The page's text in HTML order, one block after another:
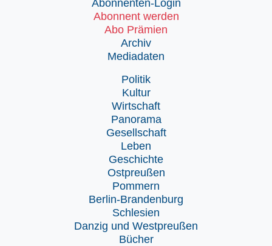
Abonnenten-Login
Abonnent werden
Abo Prämien
Archiv
Mediadaten
Politik
Kultur
Wirtschaft
Panorama
Gesellschaft
Leben
Geschichte
Ostpreußen
Pommern
Berlin-Brandenburg
Schlesien
Danzig und Westpreußen
Bücher